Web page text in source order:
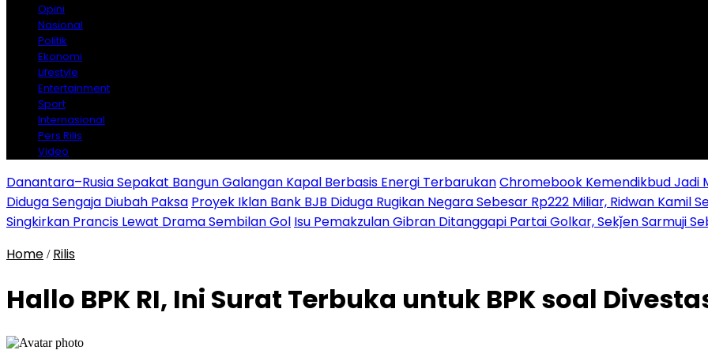
Opini
Nasional
Politik
Ekonomi
Lifestyle
Entertainment
Sport
Internasional
Pers Rilis
Video
Danantara–Rusia Sepakat Bangun Galangan Kapal Berbasis Energi TerbarukanChromebook Kemendikbud Jadi
Diduga Sengaja Diubah Paksa Proyek Iklan Bank BJB Diduga Rugikan Negara Sebesar Rp222 Miliar, Ridwan Kamil
Singkirkan Prancis Lewat Drama Sembilan Gol Isu Pemakzulan Gibran Ditanggapi Partai Golkar, Sekǰen Sarmuji
Home / Rilis
Hallo BPK RI, Ini Surat Terbuka untuk BPK soal